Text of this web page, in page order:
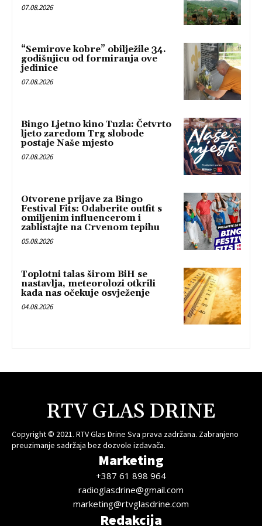
07.08.2026
“Semirove kobre” obilježile 34.
godišnjicu od formiranja ove
jedinice
07.08.2026
Bingo Ljetno kino Tuzla: Četvrto
ljeto zaredom Trg slobode
postaje Naše mjesto
07.08.2026
Otvorene prijave za Bingo
Festival Fits: Odaberite outfit s
omiljenim influencerom i
zablistajte na Crvenom tepihu
05.08.2026
Toplotni talas širom BiH se
nastavlja, meteorolozi otkrili
kada nas očekuje osvježenje
04.08.2026
RTV GLAS DRINE
Copyright © 2021. RTV Glas Drine Sva prava zadržana. Zabranjeno
preuzimanje sadržaja bez dozvole izdavača.
Marketing
+387 61 898 964
radioglasdrine@gmail.com
marketing@rtvglasdrine.com
Redakcija